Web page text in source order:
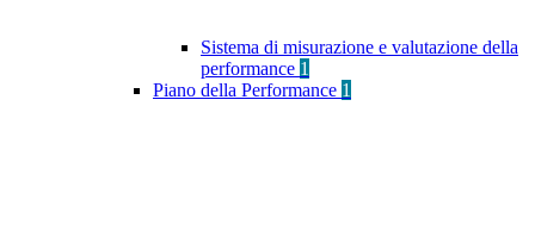
Sistema di misurazione e valutazione della
performance 1
Piano della Performance 1